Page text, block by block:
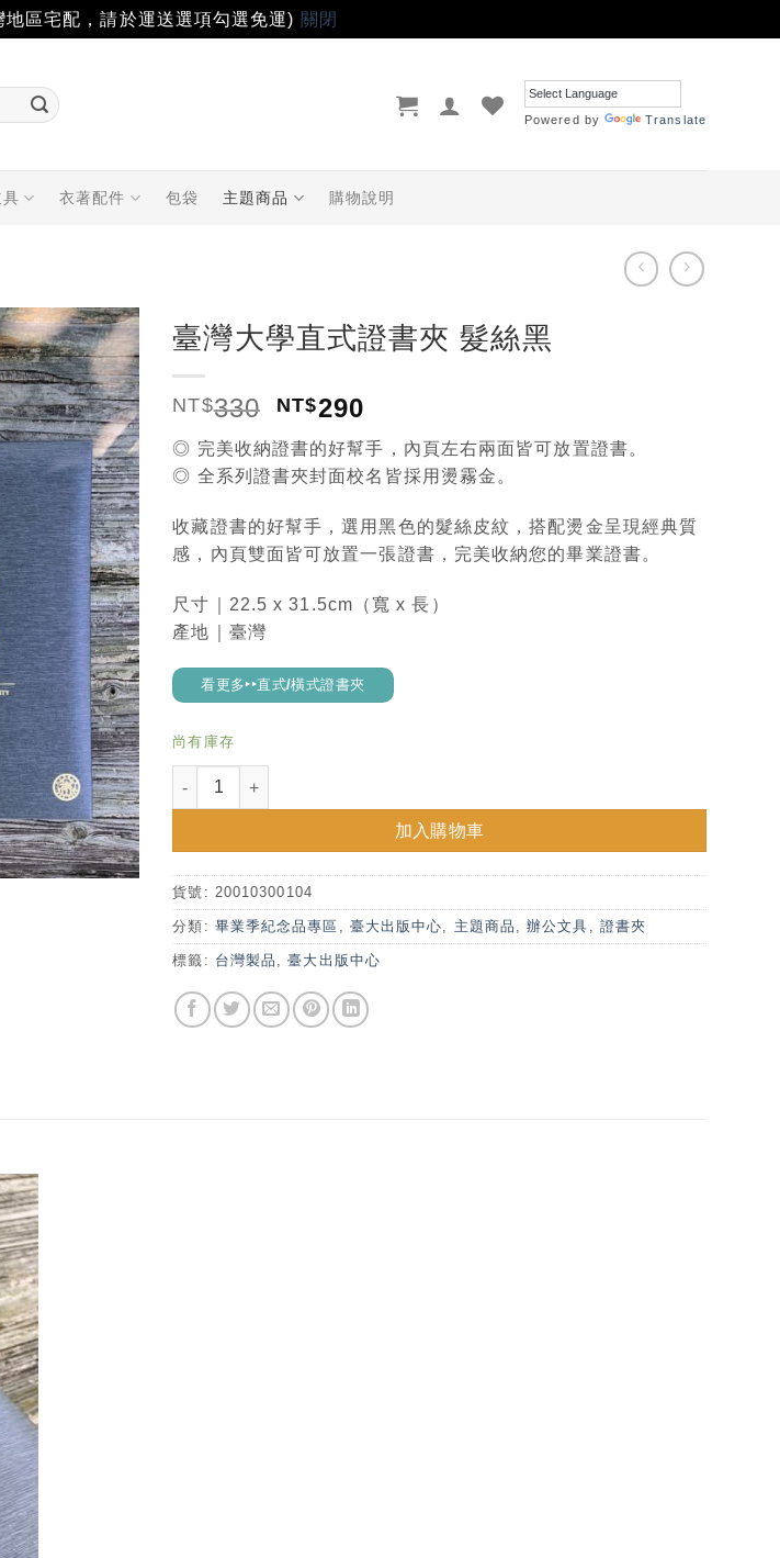
區宅配，請於運送選項勾選免運) 關閉
Powered by Translate
衣著配件 包袋 主題商品 購物說明
加入
「願
望輕
單」
臺灣大學直式證書夾 髮絲黑
NT$330 NT$290
◎ 完美收納證書的好幫手，內頁左右兩面皆可放置證書。
◎ 全系列證書夾封面校名皆採用燙霧金。
收藏證書的好幫手，選用黑色的髮絲皮紋，搭配燙金呈現經典質
感，內頁雙面皆可放置一張證書，完美收納您的畢業證書。
尺寸｜22.5 x 31.5cm（寬 x 長）
產地｜臺灣
看更多‣‣直式/橫式證書夾
尚有庫存
臺灣大學直式證書夾 髮絲黑 數量
加入購物車
貨號: 20010300104
分類: 畢業季紀念品專區 臺大出版中心 主題商品 ,辦公文具 證書夾
標籤: 台灣製品 ,臺大出版中心